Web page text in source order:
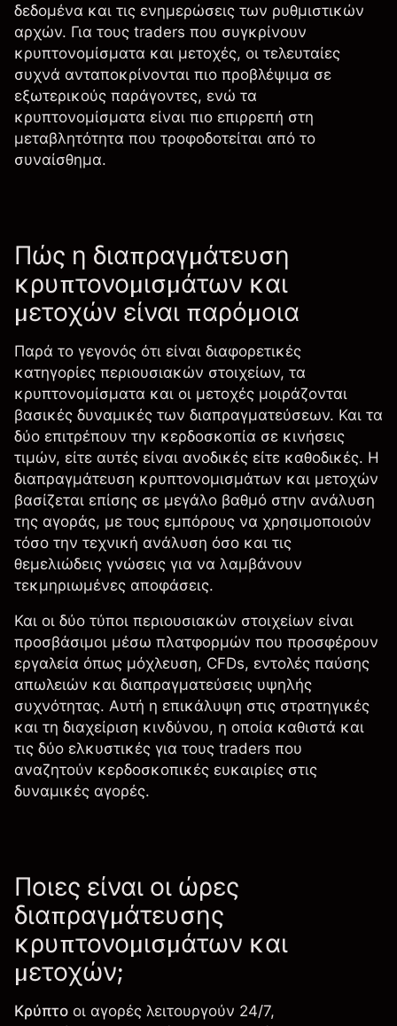
δεδομένα και τις ενημερώσεις των ρυθμιστικών
αρχών. Για τους traders που συγκρίνουν
κρυπτονομίσματα και μετοχές, οι τελευταίες
συχνά ανταποκρίνονται πιο προβλέψιμα σε
εξωτερικούς παράγοντες, ενώ τα
κρυπτονομίσματα είναι πιο επιρρεπή στη
μεταβλητότητα που τροφοδοτείται από το
συναίσθημα.
Πώς η διαπραγμάτευση
κρυπτονομισμάτων και
μετοχών είναι παρόμοια
Παρά το γεγονός ότι είναι διαφορετικές
κατηγορίες περιουσιακών στοιχείων, τα
κρυπτονομίσματα και οι μετοχές μοιράζονται
βασικές δυναμικές των διαπραγματεύσεων. Και τα
δύο επιτρέπουν την κερδοσκοπία σε κινήσεις
τιμών, είτε αυτές είναι ανοδικές είτε καθοδικές. Η
διαπραγμάτευση κρυπτονομισμάτων και μετοχών
βασίζεται επίσης σε μεγάλο βαθμό στην ανάλυση
της αγοράς, με τους εμπόρους να χρησιμοποιούν
τόσο την τεχνική ανάλυση όσο και τις
θεμελιώδεις γνώσεις για να λαμβάνουν
τεκμηριωμένες αποφάσεις.
Και οι δύο τύποι περιουσιακών στοιχείων είναι
προσβάσιμοι μέσω πλατφορμών που προσφέρουν
εργαλεία όπως μόχλευση, CFDs, εντολές παύσης
απωλειών και διαπραγματεύσεις υψηλής
συχνότητας. Αυτή η επικάλυψη στις στρατηγικές
και τη διαχείριση κινδύνου, η οποία καθιστά και
τις δύο ελκυστικές για τους traders που
αναζητούν κερδοσκοπικές ευκαιρίες στις
δυναμικές αγορές.
Ποιες είναι οι ώρες
διαπραγμάτευσης
κρυπτονομισμάτων και
μετοχών;
Κρύπτο οι αγορές λειτουργούν 24/7,